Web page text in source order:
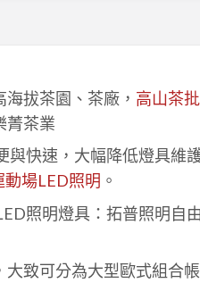
拔茶園、茶廠， 高山茶
菁茶業
與快速，大幅降低燈具維
動場LED照明 。
照明燈具：拓普照明自
致可分為大型歐式組合